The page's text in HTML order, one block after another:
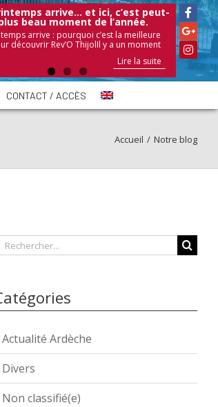
arrive… et ici, c’est peut-
beau moment de l’année.
arrive : pourquoi c’est la meilleure
découvrir Rev’O ThijolIl y a un moment
Lire la suite
Lire la suite
Lire la suite
CONTACT / ACCÈS
Accueil / Notre blog
Rechercher
Actualité Ardèche
Divers
Non classifié(e)